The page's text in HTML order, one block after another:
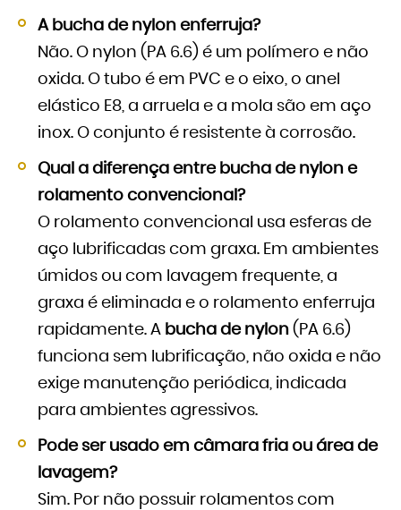
A bucha de nylon enferruja?
Não. O nylon (PA 6.6) é um polímero e não
oxida. O tubo é em PVC e o eixo, o anel
elástico E8, a arruela e a mola são em aço
inox. O conjunto é resistente à corrosão.
Qual a diferença entre bucha de nylon e
rolamento convencional?
O rolamento convencional usa esferas de
aço lubrificadas com graxa. Em ambientes
úmidos ou com lavagem frequente, a
graxa é eliminada e o rolamento enferruja
rapidamente. A bucha de nylon (PA 6.6)
funciona sem lubrificação, não oxida e não
exige manutenção periódica, indicada
para ambientes agressivos.
Pode ser usado em câmara fria ou área de
lavagem?
Sim. Por não possuir rolamentos com